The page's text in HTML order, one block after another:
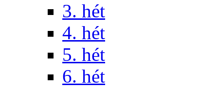
3. hét
4. hét
5. hét
6. hét